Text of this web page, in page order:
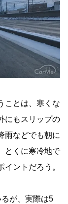
ことは、寒くな
にもスリップの
雨などでも朝に
とくに寒冷地で
ントだろう。
が、実際は5